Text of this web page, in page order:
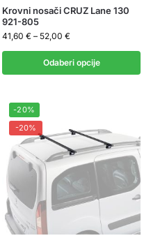
Krovni nosači CRUZ Lane 130
921-805
41,60 € – 52,00 €
Odaberi opcije
-20%
-20%